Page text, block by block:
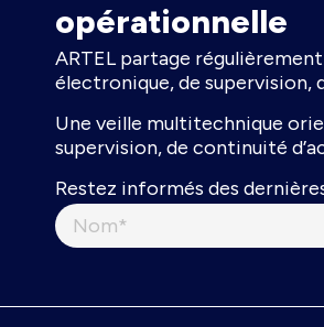
opérationnelle
ARTEL partage
électronique, de supervision,
Une veille multitechnique
supervision, de continuité
Restez informés des